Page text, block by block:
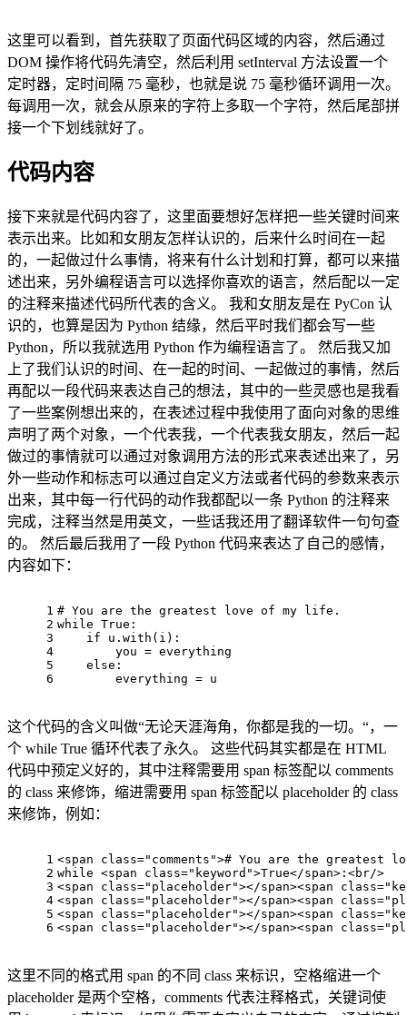
这里可以看到，首先获取了页面代码区域的内容，然后通过
DOM 操作将代码先清空，然后利用 setInterval 方法设置一个
定时器，定时间隔 75 毫秒，也就是说 75 毫秒循环调用一次。
每调用一次，就会从原来的字符上多取一个字符，然后尾部拼
接一个下划线就好了。
代码内容
接下来就是代码内容了，这里面要想好怎样把一些关键时间来
表示出来。比如和女朋友怎样认识的，后来什么时间在一起
的，一起做过什么事情，将来有什么计划和打算，都可以来描
述出来，另外编程语言可以选择你喜欢的语言，然后配以一定
的注释来描述代码所代表的含义。 我和女朋友是在 PyCon 认
识的，也算是因为 Python 结缘，然后平时我们都会写一些
Python，所以我就选用 Python 作为编程语言了。 然后我又加
上了我们认识的时间、在一起的时间、一起做过的事情，然后
再配以一段代码来表达自己的想法，其中的一些灵感也是我看
了一些案例想出来的，在表述过程中我使用了面向对象的思维
声明了两个对象，一个代表我，一个代表我女朋友，然后一起
做过的事情就可以通过对象调用方法的形式来表述出来了，另
外一些动作和标志可以通过自定义方法或者代码的参数来表示
出来，其中每一行代码的动作我都配以一条 Python 的注释来
完成，注释当然是用英文，一些话我还用了翻译软件一句句查
的。 然后最后我用了一段 Python 代码来表达了自己的感情，
内容如下：
1
2
3
4
5
6
# You are the greatest love of my life.
while True:
if
u.with(i):
you = everything
else :
everything = u
这个代码的含义叫做“无论天涯海角，你都是我的一切。“，一
个 while True 循环代表了永久。 这些代码其实都是在 HTML
代码中预定义好的，其中注释需要用 span 标签配以 comments
的 class 来修饰，缩进需要用 span 标签配以 placeholder 的 class
来修饰，例如：
1
2
3
4
5
6
<span class="comments"># You are the greatest
while <span class="keyword">True</span> : <br/>
<span class="placeholder"></span><span class=
<span class="placeholder"></span><span class=
<span class="placeholder"></span><span class=
<span class="placeholder"></span><span class=
这里不同的格式用 span 的不同 class 来标识，空格缩进一个
placeholder 是两个空格，comments 代表注释格式，关键词使